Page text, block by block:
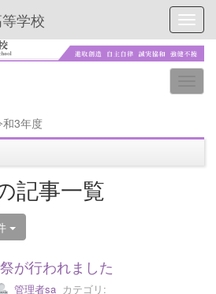
学校
和3年度
記事一覧
が行われました
管理者sa カテゴリ: